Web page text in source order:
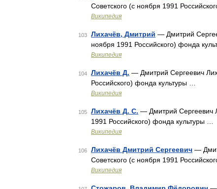
Советского (с ноября 1991
Википедия
103 Лихачёв, Дмитрий — Дмитрий
ноября 1991 Российского) фонда
Википедия
104 Лихачёв Д. — Дмитрий Сергеевич
Российского) фонда культуры …
Википедия
105 Лихачёв Д. С. — Дмитрий Сергеевич
1991 Российского) фонда культуры …
Википедия
106 Лихачёв Дмитрий Сергеевич —
Советского (с ноября 1991
Википедия